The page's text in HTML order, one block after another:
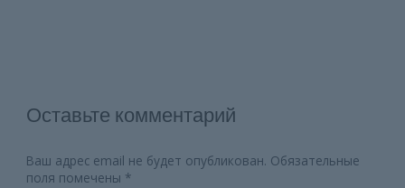
Оставьте комментарий
Ваш адрес email не будет опубликован. Обязательные
поля помечены *